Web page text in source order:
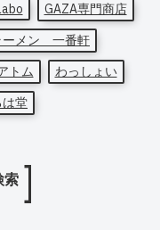
GAZA専門商店
ーメン 一番軒
トム
わっしょい
は堂
索